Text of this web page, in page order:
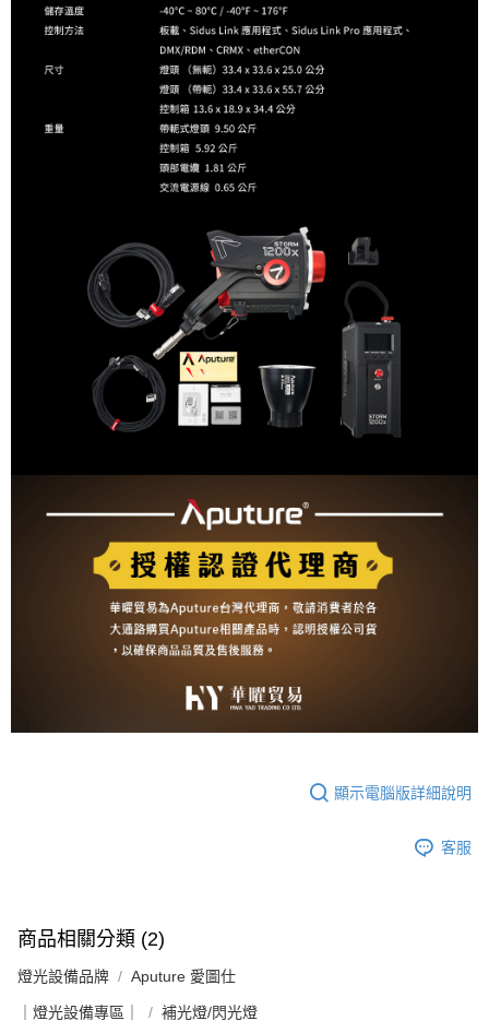
顯示電腦版詳細說明
客服
商品相關分類 (2)
燈光設備品牌 Aputure 愛圖仕
｜燈光設備專區｜ 補光燈/閃光燈